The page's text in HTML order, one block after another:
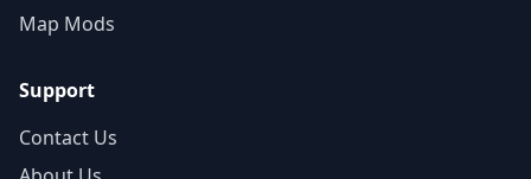
Map Mods
Support
Contact Us